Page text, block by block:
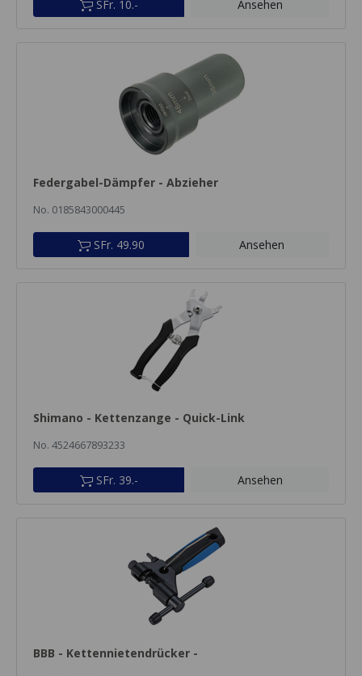
SFr. 10.- Ansehen
Federgabel-Dämpfer - Abzieher
No. 0185843000445
SFr. 49.90 Ansehen
Shimano - Kettenzange - Quick-Link
No. 4524667893233
SFr. 39.- Ansehen
BBB - Kettennietendrücker -